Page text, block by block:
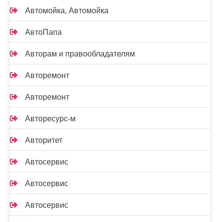
Автомойка, Автомойка
АвтоПапа
Авторам и правообладателям
Авторемонт
Авторемонт
Авторесурс-м
Авторитет
Автосервис
Автосервис
Автосервис